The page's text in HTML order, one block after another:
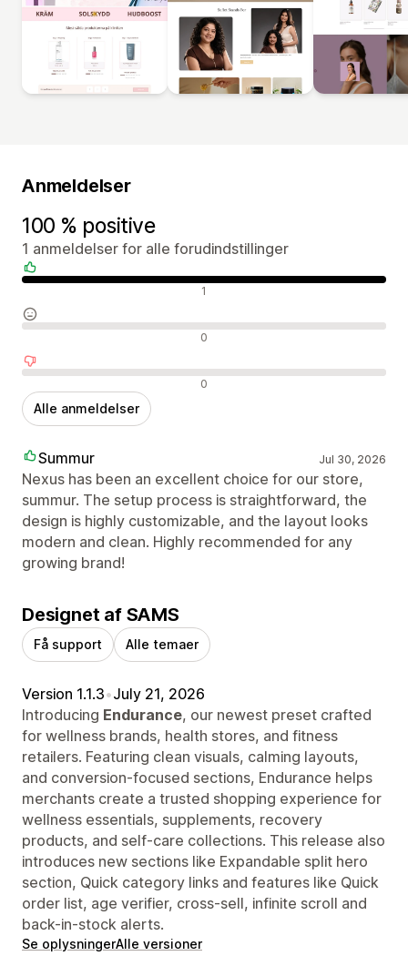
Anmeldelser
100 % positive
1 anmeldelser for alle forudindstillinger
Positive anmeldelser 1
Neutrale anmeldelser 0
Negative anmeldelser 0
Alle anmeldelser
Summur Jul 30, 2026
Nexus has been an excellent choice for our store,
summur. The setup process is straightforward, the
design is highly customizable, and the layout looks
modern and clean. Highly recommended for any
growing brand!
Designet af SAMS
Få support Alle temaer
Version 1.1.3•July 21, 2026
Introducing Endurance, our newest preset crafted
for wellness brands, health stores, and fitness
retailers. Featuring clean visuals, calming layouts,
and conversion-focused sections, Endurance helps
merchants create a trusted shopping experience for
wellness essentials, supplements, recovery
products, and self-care collections. This release also
introduces new sections like Expandable split hero
section, Quick category links and features like Quick
order list, age verifier, cross-sell, infinite scroll and
back-in-stock alerts.
Se oplysningerAlle versioner